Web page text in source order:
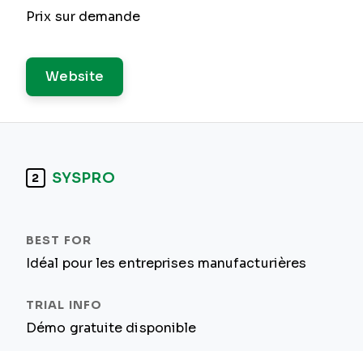
Prix sur demande
Website
2 SYSPRO
Idéal pour les entreprises manufacturières
Démo gratuite disponible